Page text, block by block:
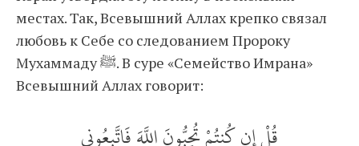
местах. Так, Всевышний Аллах крепко связал
любовь к Себе со следованием Пророку
Мухаммаду ﷺ. В суре «Семейство Имрана»
Всевышний Аллах говорит:
قُلْ إِن كُنتُمْ تُحِبُّونَ اللَّهَ فَاتَّبِعُونِي